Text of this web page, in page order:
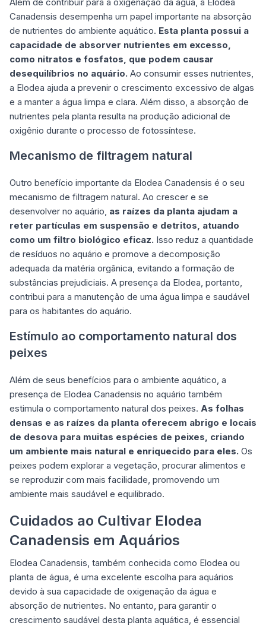
Canadensis desempenha um papel importante na absorção
de nutrientes do ambiente aquático. Esta planta possui a
capacidade de absorver nutrientes em excesso,
como nitratos e fosfatos, que podem causar
desequilíbrios no aquário. Ao consumir esses nutrientes,
a Elodea ajuda a prevenir o crescimento excessivo de algas
e a manter a água limpa e clara. Além disso, a absorção de
nutrientes pela planta resulta na produção adicional de
oxigênio durante o processo de fotossíntese.
Mecanismo de filtragem natural
Outro benefício importante da Elodea Canadensis é o seu
mecanismo de filtragem natural. Ao crescer e se
desenvolver no aquário, as raízes da planta ajudam a
reter partículas em suspensão e detritos, atuando
como um filtro biológico eficaz. Isso reduz a quantidade
de resíduos no aquário e promove a decomposição
adequada da matéria orgânica, evitando a formação de
substâncias prejudiciais. A presença da Elodea, portanto,
contribui para a manutenção de uma água limpa e saudável
para os habitantes do aquário.
Estímulo ao comportamento natural dos
peixes
Além de seus benefícios para o ambiente aquático, a
presença de Elodea Canadensis no aquário também
estimula o comportamento natural dos peixes. As folhas
densas e as raízes da planta oferecem abrigo e locais
de desova para muitas espécies de peixes, criando
um ambiente mais natural e enriquecido para eles. Os
peixes podem explorar a vegetação, procurar alimentos e
se reproduzir com mais facilidade, promovendo um
ambiente mais saudável e equilibrado.
Cuidados ao Cultivar Elodea
Canadensis em Aquários
Elodea Canadensis, também conhecida como Elodea ou
planta de água, é uma excelente escolha para aquários
devido à sua capacidade de oxigenação da água e
absorção de nutrientes. No entanto, para garantir o
crescimento saudável desta planta aquática, é essencial